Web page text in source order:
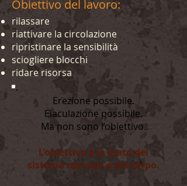
Obiettivo del lavoro:
rilassare
riattivare la circolazione
ripristinare la sensibilità
sciogliere blocchi
ridare risorsa
Erezione possibile.
Eiaculazione possibile.
Ma non sono l’obiettivo.
L’obiettivo è lo stato del
sistema nervoso e del corpo.